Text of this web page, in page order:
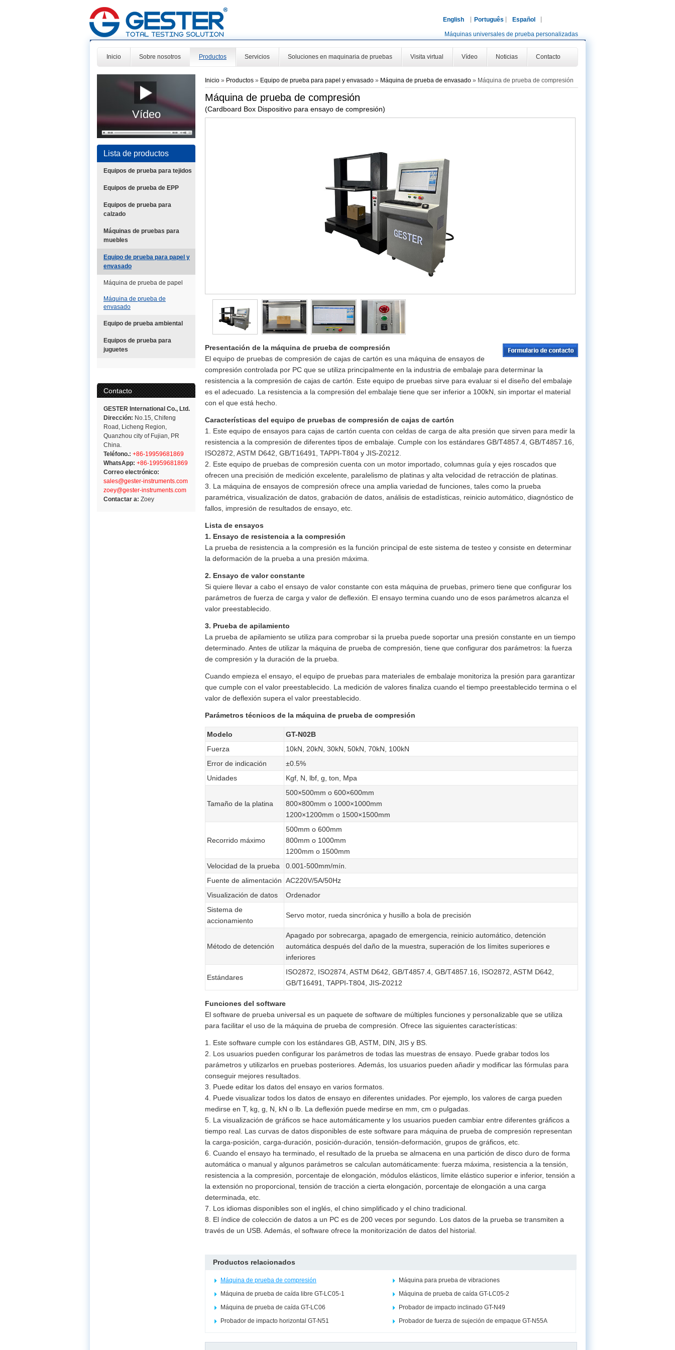
English Português Español
Máquinas universales de prueba personalizadas
Inicio Sobre nosotros Productos Servicios Soluciones en maquinaria de pruebas Visita virtual Vídeo Noticias Contacto
Vídeo
Lista de productos
Equipos de prueba para tejidos
Equipos de prueba de EPP
Equipos de prueba para
calzado
Máquinas de pruebas para
muebles
Equipo de prueba para papel y
envasado
Máquina de prueba de papel
Máquina de prueba de
envasado
Equipo de prueba ambiental
Equipos de prueba para
juguetes
Contacto
GESTER International Co., Ltd.
Dirección: No.15, Chifeng
Road, Licheng Region,
Quanzhou city of Fujian, PR
China.
Teléfono.: +86-19959681869
WhatsApp: +86-19959681869
Correo electrónico:
sales@gester-instruments.com
zoey@gester-instruments.com
Contactar a: Zoey
Inicio » Productos » Equipo de prueba para papel y envasado » Máquina de prueba de envasado » Máquina de prueba de compresión
Máquina de prueba de compresión
(Cardboard Box Dispositivo para ensayo de compresión)
Presentación de la máquina de prueba de compresión
El equipo de pruebas de compresión de cajas de cartón es una máquina de ensayos de
compresión controlada por PC que se utiliza principalmente en la industria de embalaje para determinar la
resistencia a la compresión de cajas de cartón. Este equipo de pruebas sirve para evaluar si el diseño del embalaje
es el adecuado. La resistencia a la compresión del embalaje tiene que ser inferior a 100kN, sin importar el material
con el que está hecho.
Características del equipo de pruebas de compresión de cajas de cartón
1. Este equipo de ensayos para cajas de cartón cuenta con celdas de carga de alta presión que sirven para medir la
resistencia a la compresión de diferentes tipos de embalaje. Cumple con los estándares GB/T4857.4, GB/T4857.16,
ISO2872, ASTM D642, GB/T16491, TAPPI-T804 y JIS-Z0212.
2. Este equipo de pruebas de compresión cuenta con un motor importado, columnas guía y ejes roscados que
ofrecen una precisión de medición excelente, paralelismo de platinas y alta velocidad de retracción de platinas.
3. La máquina de ensayos de compresión ofrece una amplia variedad de funciones, tales como la prueba
paramétrica, visualización de datos, grabación de datos, análisis de estadísticas, reinicio automático, diagnóstico de
fallos, impresión de resultados de ensayo, etc.
Lista de ensayos
1. Ensayo de resistencia a la compresión
La prueba de resistencia a la compresión es la función principal de este sistema de testeo y consiste en determinar
la deformación de la prueba a una presión máxima.
2. Ensayo de valor constante
Si quiere llevar a cabo el ensayo de valor constante con esta máquina de pruebas, primero tiene que configurar los
parámetros de fuerza de carga y valor de deflexión. El ensayo termina cuando uno de esos parámetros alcanza el
valor preestablecido.
3. Prueba de apilamiento
La prueba de apilamiento se utiliza para comprobar si la prueba puede soportar una presión constante en un tiempo
determinado. Antes de utilizar la máquina de prueba de compresión, tiene que configurar dos parámetros: la fuerza
de compresión y la duración de la prueba.
Cuando empieza el ensayo, el equipo de pruebas para materiales de embalaje monitoriza la presión para garantizar
que cumple con el valor preestablecido. La medición de valores finaliza cuando el tiempo preestablecido termina o el
valor de deflexión supera el valor preestablecido.
Parámetros técnicos de la máquina de prueba de compresión
Modelo
GT-N02B
Fuerza
10kN, 20kN, 30kN, 50kN, 70kN, 100kN
Error de indicación
±0.5%
Unidades
Kgf, N, lbf, g, ton, Mpa
Tamaño de la platina
500×500mm o 600×600mm
800×800mm o 1000×1000mm
1200×1200mm o 1500×1500mm
Recorrido máximo
500mm o 600mm
800mm o 1000mm
1200mm o 1500mm
Velocidad de la prueba
0.001-500mm/mín.
Fuente de alimentación AC220V/5A/50Hz
Visualización de datos
Ordenador
Sistema de
accionamiento
Servo motor, rueda sincrónica y husillo a bola de precisión
Método de detención
Apagado por sobrecarga, apagado de emergencia, reinicio automático, detención
automática después del daño de la muestra, superación de los límites superiores e
inferiores
Estándares
ISO2872, ISO2874, ASTM D642, GB/T4857.4, GB/T4857.16, ISO2872, ASTM D642,
GB/T16491, TAPPI-T804, JIS-Z0212
Funciones del software
El software de prueba universal es un paquete de software de múltiples funciones y personalizable que se utiliza
para facilitar el uso de la máquina de prueba de compresión. Ofrece las siguientes características:
1. Este software cumple con los estándares GB, ASTM, DIN, JIS y BS.
2. Los usuarios pueden configurar los parámetros de todas las muestras de ensayo. Puede grabar todos los
parámetros y utilizarlos en pruebas posteriores. Además, los usuarios pueden añadir y modificar las fórmulas para
conseguir mejores resultados.
3. Puede editar los datos del ensayo en varios formatos.
4. Puede visualizar todos los datos de ensayo en diferentes unidades. Por ejemplo, los valores de carga pueden
medirse en T, kg, g, N, kN o lb. La deflexión puede medirse en mm, cm o pulgadas.
5. La visualización de gráficos se hace automáticamente y los usuarios pueden cambiar entre diferentes gráficos a
tiempo real. Las curvas de datos disponibles de este software para máquina de prueba de compresión representan
la carga-posición, carga-duración, posición-duración, tensión-deformación, grupos de gráficos, etc.
6. Cuando el ensayo ha terminado, el resultado de la prueba se almacena en una partición de disco duro de forma
automática o manual y algunos parámetros se calculan automáticamente: fuerza máxima, resistencia a la tensión,
resistencia a la compresión, porcentaje de elongación, módulos elásticos, límite elástico superior e inferior, tensión a
la extensión no proporcional, tensión de tracción a cierta elongación, porcentaje de elongación a una carga
determinada, etc.
7. Los idiomas disponibles son el inglés, el chino simplificado y el chino tradicional.
8. El índice de colección de datos a un PC es de 200 veces por segundo. Los datos de la prueba se transmiten a
través de un USB. Además, el software ofrece la monitorización de datos del historial.
Productos relacionados
Máquina de prueba de compresión
Máquina para prueba de vibraciones
Máquina de prueba de caída libre GT-LC05-1
Máquina de prueba de caída GT-LC05-2
Máquina de prueba de caída GT-LC06
Probador de impacto inclinado GT-N49
Probador de impacto horizontal GT-N51
Probador de fuerza de sujeción de empaque GT-N55A